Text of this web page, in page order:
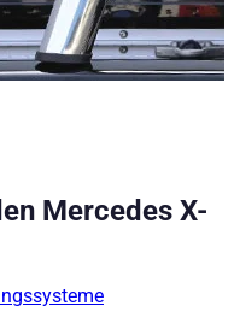
Mercedes X-